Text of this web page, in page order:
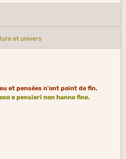
et univers
et pensées n'ont point de fin.
e pensieri non hanno fine.